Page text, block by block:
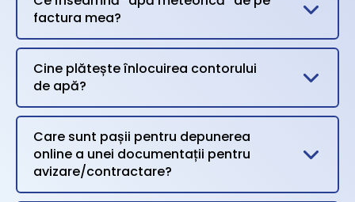
factura mea?
Cine plătește înlocuirea contorului
de apă?
Care sunt pașii pentru depunerea
online a unei documentații pentru
avizare/contractare?